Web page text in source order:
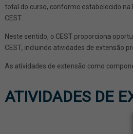
total do curso, conforme estabelecido na
CEST.
Neste sentido, o CEST proporciona
CEST, incluindo atividades de extensão
As atividades de extensão como
ATIVIDADES DE